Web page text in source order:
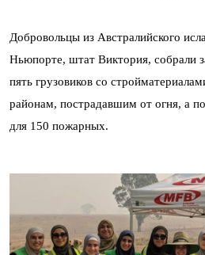
Добровольцы из Австралийского
Ньюпорте, штат Виктория, собрали
пять грузовиков со
районам, пострадавшим от огня, а
для 150 пожарных.